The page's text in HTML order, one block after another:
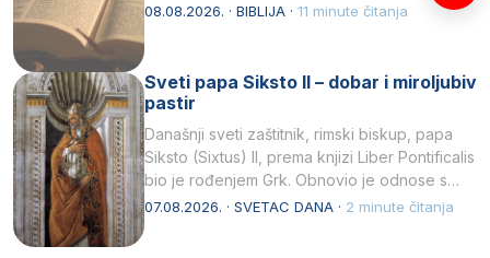
08.08.2026. · BIBLIJA · 11 minute čitanja
Sveti papa Siksto II – dobar i miroljubiv
pastir
Današnji sveti zaštitnik, rimski biskup, papa
Siksto (Sixtus) II, prema knjizi Liber Pontificalis
bio je rođenjem Grk. Obnovio je odnose s
afričkim…
07.08.2026. · SVETAC DANA · 2 minute čitanja